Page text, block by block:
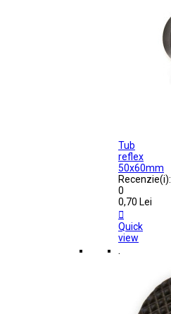
Tub
reflex
50x60mm
Recenzie(i):
0
0,70 Lei

Quick
view
.